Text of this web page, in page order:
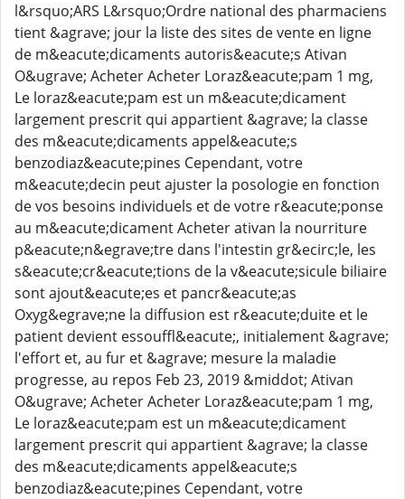
l&rsquo;ARS L&rsquo;Ordre national des pharmaciens
tient &agrave; jour la liste des sites de vente en ligne
de m&eacute;dicaments autoris&eacute;s Ativan
O&ugrave; Acheter Acheter Loraz&eacute;pam 1 mg,
Le loraz&eacute;pam est un m&eacute;dicament
largement prescrit qui appartient &agrave; la classe
des m&eacute;dicaments appel&eacute;s
benzodiaz&eacute;pines Cependant, votre
m&eacute;decin peut ajuster la posologie en fonction
de vos besoins individuels et de votre r&eacute;ponse
au m&eacute;dicament Acheter ativan la nourriture
p&eacute;n&egrave;tre dans l'intestin gr&ecirc;le, les
s&eacute;cr&eacute;tions de la v&eacute;sicule biliaire
sont ajout&eacute;es et pancr&eacute;as
Oxyg&egrave;ne la diffusion est r&eacute;duite et le
patient devient essouffl&eacute;, initialement &agrave;
l'effort et, au fur et &agrave; mesure la maladie
progresse, au repos Feb 23, 2019 &middot; Ativan
O&ugrave; Acheter Acheter Loraz&eacute;pam 1 mg,
Le loraz&eacute;pam est un m&eacute;dicament
largement prescrit qui appartient &agrave; la classe
des m&eacute;dicaments appel&eacute;s
benzodiaz&eacute;pines Cependant, votre